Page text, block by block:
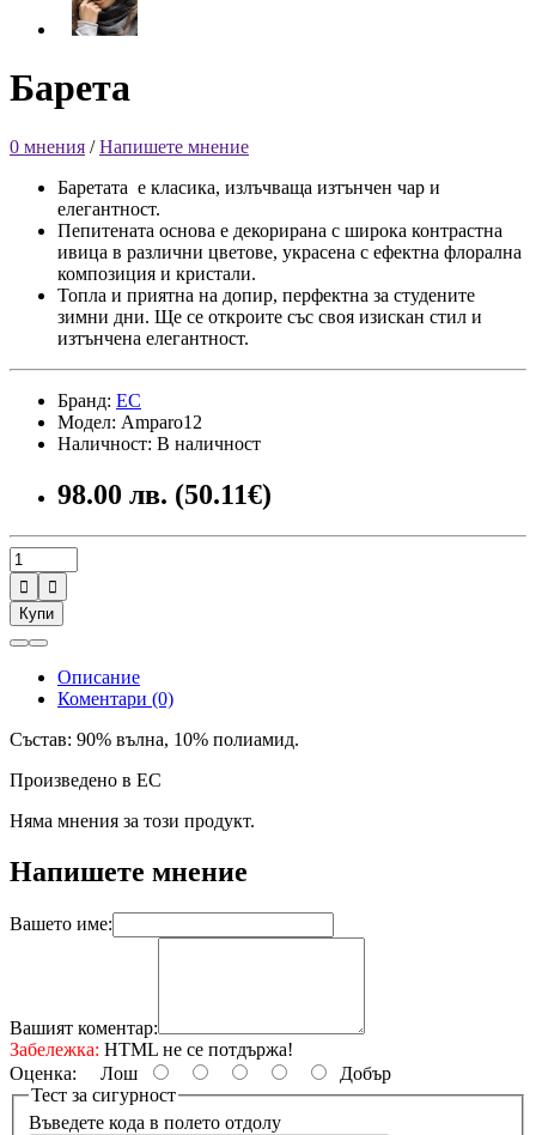
Барета
0 мнения /Напишете мнение
Баретата е класика, излъчваща изтънчен чар и
елегантност.
Пепитената основа е декорирана с широка контрастна
ивица в различни цветове, украсена с ефектна флорална
композиция и кристали.
Топла и приятна на допир, перфектна за студените
зимни дни. Ще се откроите със своя изискан стил и
изтънчена елегантност.
Бранд: ЕС
Модел: Amparo12
Наличност: В наличност
98.00 лв. (50.11€)


Купи
Описание
Коментари (0)
Състав: 90% вълна, 10% полиамид.
Произведено в ЕС
Няма мнения за този продукт.
Напишете мнение
Вашето име:
Вашият коментар:
Забележка: HTML не се потдържа!
Оценка: Лош
Добър
Тест за сигурност
Въведете кода в полето отдолу